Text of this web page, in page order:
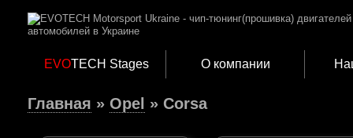
EVOTECH Stages О компании
Главная » Opel » Corsa